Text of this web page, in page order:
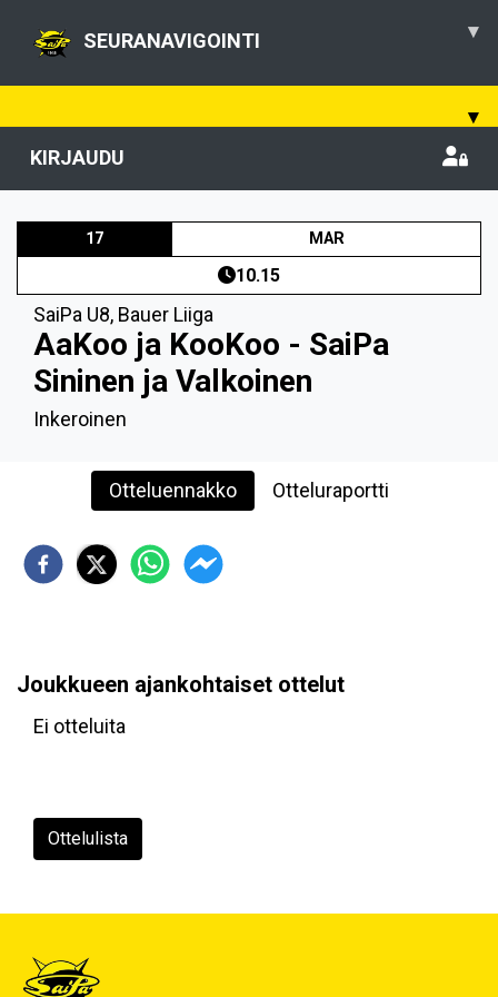
SEURANAVIGOINTI ▾
▾
KIRJAUDU
17 MAR
10.15
SaiPa U8, Bauer Liiga
AaKoo ja KooKoo - SaiPa
Sininen ja Valkoinen
Inkeroinen
Otteluennakko Otteluraportti
Joukkueen ajankohtaiset ottelut
Ei otteluita
Ottelulista